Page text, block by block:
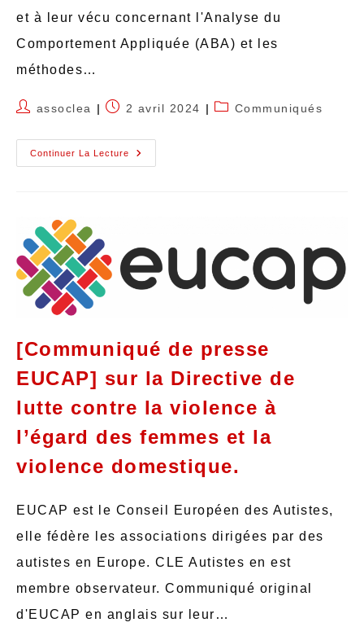
et à leur vécu concernant l'Analyse du
Comportement Appliquée (ABA) et les
méthodes…
assoclea 2 avril 2024 Communiqués
Continuer La Lecture
[Communiqué de presse
EUCAP] sur la Directive de
lutte contre la violence à
l’égard des femmes et la
violence domestique.
EUCAP est le Conseil Européen des Autistes,
elle fédère les associations dirigées par des
autistes en Europe. CLE Autistes en est
membre observateur. Communiqué original
d'EUCAP en anglais sur leur…